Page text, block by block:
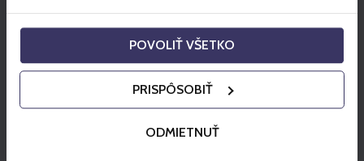
POVOLIŤ VŠETKO
PRISPÔSOBIŤ
ODMIETNUŤ